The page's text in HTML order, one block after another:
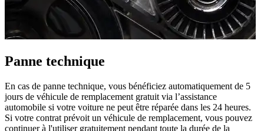
Panne technique
En cas de panne technique, vous bénéficiez automatiquement de 5
jours de véhicule de remplacement gratuit via l’assistance
automobile si votre voiture ne peut être réparée dans les 24 heures.
Si votre contrat prévoit un véhicule de remplacement, vous pouvez
continuer à l'utiliser gratuitement pendant toute la durée de la